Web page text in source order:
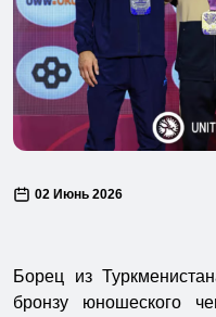
02 Июнь 2026
Борец из
бронзу юношеского